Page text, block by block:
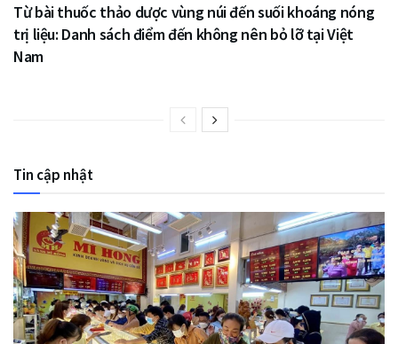
Từ bài thuốc thảo dược vùng núi đến suối khoáng nóng
trị liệu: Danh sách điểm đến không nên bỏ lỡ tại Việt
Nam
Tin cập nhật